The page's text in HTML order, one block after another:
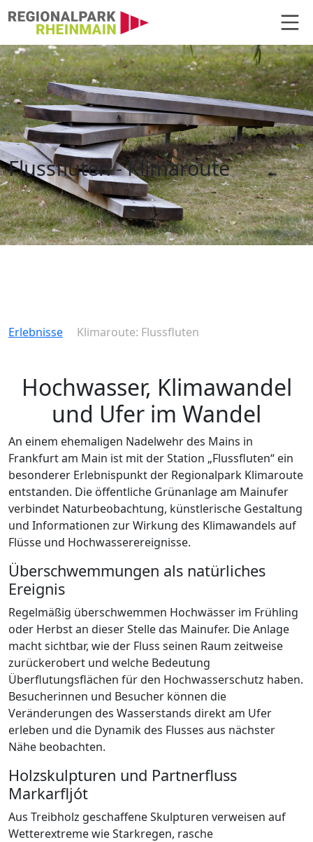
Klimaroute: Flussfluten
Hauptnavigation
Flussfluten - Klimaroute
Erlebnisse Klimaroute: Flussfluten
Hochwasser, Klimawandel
und Ufer im Wandel
An einem ehemaligen Nadelwehr des Mains in
Frankfurt am Main ist mit der Station „Flussfluten“ ein
besonderer Erlebnispunkt der Regionalpark Klimaroute
entstanden. Die öffentliche Grünanlage am Mainufer
verbindet Naturbeobachtung, künstlerische Gestaltung
und Informationen zur Wirkung des Klimawandels auf
Flüsse und Hochwasserereignisse.
Überschwemmungen als natürliches
Ereignis
Regelmäßig überschwemmen Hochwässer im Frühling
oder Herbst an dieser Stelle das Mainufer. Die Anlage
macht sichtbar, wie der Fluss seinen Raum zeitweise
zurückerobert und welche Bedeutung
Überflutungsflächen für den Hochwasserschutz haben.
Besucherinnen und Besucher können die
Veränderungen des Wasserstands direkt am Ufer
erleben und die Dynamik des Flusses aus nächster
Nähe beobachten.
Holzskulpturen und Partnerfluss
Markarfljót
Aus Treibholz geschaffene Skulpturen verweisen auf
Wetterextreme wie Starkregen, rasche